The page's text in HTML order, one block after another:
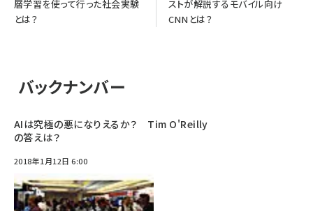
層学習を使って行った社会実験
とは？
ストが解説するモバイル向け
CNNとは？
バックナンバー
AIは究極の悪になりえるか？ Tim O'Reilly
の答えは？
2018年1月12日 6:00